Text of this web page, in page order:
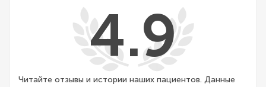
4.9
Читайте отзывы и истории наших пациентов. Данные